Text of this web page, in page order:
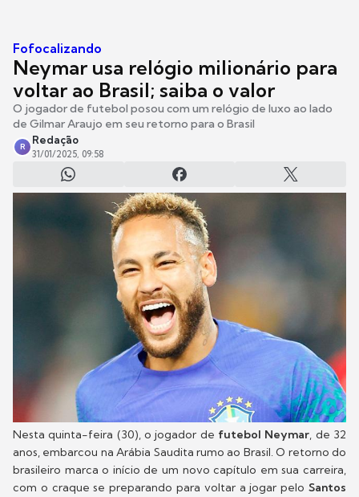
Fofocalizando
Neymar usa relógio milionário para
voltar ao Brasil; saiba o valor
O jogador de futebol posou com um relógio de luxo ao lado
de Gilmar Araujo em seu retorno para o Brasil
R
Redação
31/01/2025, 09:58
Nesta quinta-feira (30), o jogador de futebol Neymar, de 32
anos, embarcou na Arábia Saudita rumo ao Brasil. O retorno do
brasileiro marca o início de um novo capítulo em sua carreira,
com o craque se preparando para voltar a jogar pelo Santos